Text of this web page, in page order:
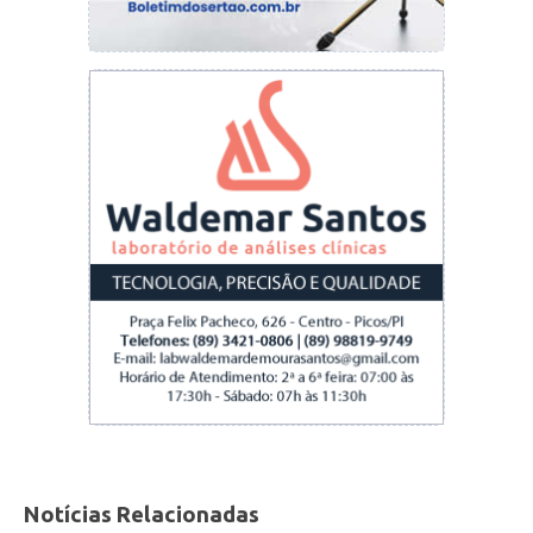
dinheiro). Os estados e municípios, por sua vez,
tem maiores limitações. Podem aumentar
impostos, todavia seu poder de endividamento
está limitado pela Lei de Responsabilidade
Fiscal (LRF), promulgada há vinte anos. A LRF
também proíbe (acertadamente) estados e
municípios de emitir títulos públicos (uma
forma de endividamento sem recorrer a
empréstimo bancários diretamente). A
prerrogativa de emitir títulos públicos hoje é
exclusiva da União. Quanto a “fabricar”
dinheiro somente a União tem competência
legais, para conseguir recursos financeiros
Notícias Relacionadas